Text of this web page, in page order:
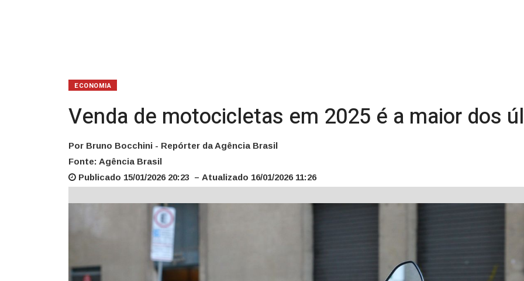
ECONOMIA
Venda de motocicletas em 2025 é a maior dos
Por Bruno Bocchini - Repórter da Agência Brasil
Fonte: Agência Brasil
Publicado 15/01/2026 20:23 – Atualizado 16/01/2026 11:26